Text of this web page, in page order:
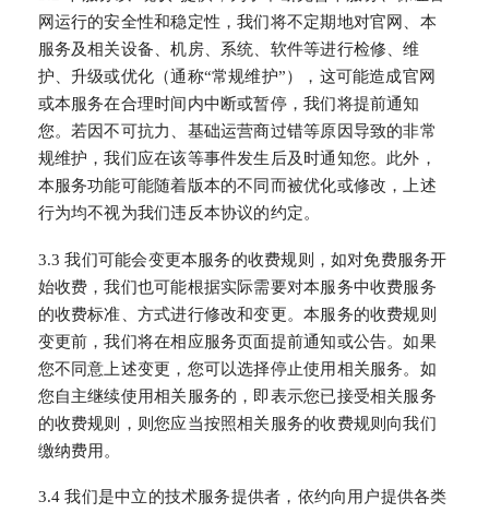
网运行的安全性和稳定性，我们将不定期地对官网、本
服务及相关设备、机房、系统、软件等进行检修、维
护、升级或优化（通称“常规维护”），这可能造成官网
或本服务在合理时间内中断或暂停，我们将提前通知
您。若因不可抗力、基础运营商过错等原因导致的非常
规维护，我们应在该等事件发生后及时通知您。此外，
本服务功能可能随着版本的不同而被优化或修改，上述
行为均不视为我们违反本协议的约定。
3.3 我们可能会变更本服务的收费规则，如对免费服务开
始收费，我们也可能根据实际需要对本服务中收费服务
的收费标准、方式进行修改和变更。本服务的收费规则
变更前，我们将在相应服务页面提前通知或公告。如果
您不同意上述变更，您可以选择停止使用相关服务。如
您自主继续使用相关服务的，即表示您已接受相关服务
的收费规则，则您应当按照相关服务的收费规则向我们
缴纳费用。
3.4 我们是中立的技术服务提供者，依约向用户提供各类